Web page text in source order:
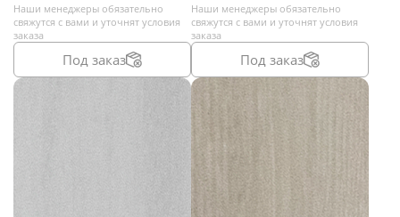
Под заказ
Наши менеджеры обязательно
свяжутся с вами и уточнят условия
заказа
Под заказ
Наши менеджеры обязательно
свяжутся с вами и уточнят условия
заказа